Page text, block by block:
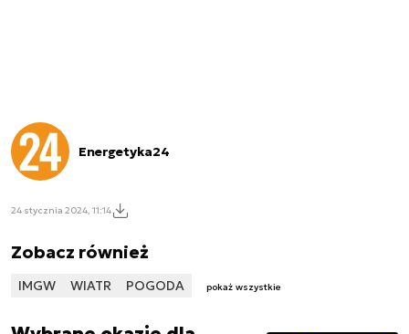
Energetyka24
24 stycznia 2024, 11:14
Zobacz również
IMGW WIATR POGODA pokaż wszystkie